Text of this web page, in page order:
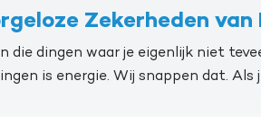
Zekerheden van
die dingen waar je eigenlijk niet
is energie. Wij snappen dat.